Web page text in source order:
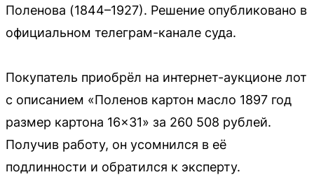
Поленова (1844–1927). Решение опубликовано в
официальном телеграм-канале суда.
Покупатель приобрёл на интернет-аукционе лот
с описанием «Поленов картон масло 1897 год
размер картона 16×31» за 260 508 рублей.
Получив работу, он усомнился в её
подлинности и обратился к эксперту.